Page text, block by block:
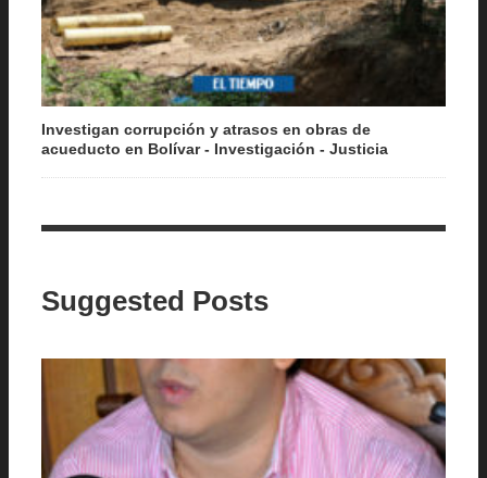
Investigan corrupción y atrasos en obras de
acueducto en Bolívar - Investigación - Justicia
Suggested Posts